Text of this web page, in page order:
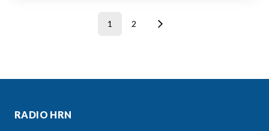
1 2
RADIO HRN